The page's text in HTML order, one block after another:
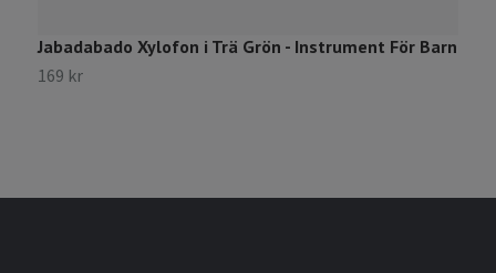
Jabadabado Xylofon i Trä Grön - Instrument För Barn
169 kr